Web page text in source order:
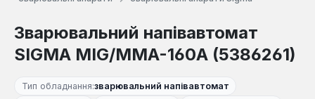
Зварювальний напівавтомат
SIGMA MIG/MMA-160A (5386261)
Тип обладнання:зварювальний напівавтомат